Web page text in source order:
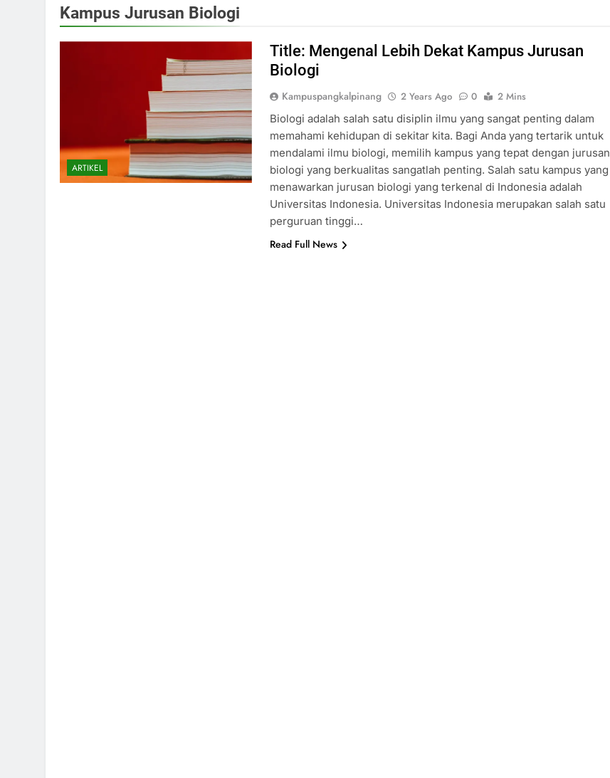
Kampus Jurusan Biologi
ARTIKEL
Title: Mengenal Lebih Dekat Kampus Jurusan
Biologi
Kampuspangkalpinang 2 Years Ago 0
2 Mins
Biologi adalah salah satu disiplin ilmu yang sangat penting dalam
memahami kehidupan di sekitar kita. Bagi Anda yang tertarik untuk
mendalami ilmu biologi, memilih kampus yang tepat dengan jurusan
biologi yang berkualitas sangatlah penting. Salah satu kampus yang
menawarkan jurusan biologi yang terkenal di Indonesia adalah
Universitas Indonesia. Universitas Indonesia merupakan salah satu
perguruan tinggi…
Read Full News